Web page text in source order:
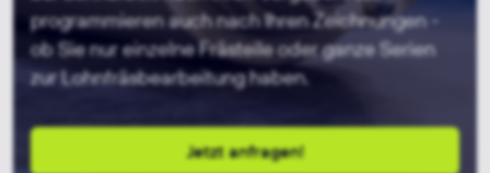
programmieren auch nach Ihren Zeichnungen -
ob Sie nur einzelne Frästeile oder ganze Serien
zur Lohnfräsbearbeitung haben.
Jetzt anfragen!